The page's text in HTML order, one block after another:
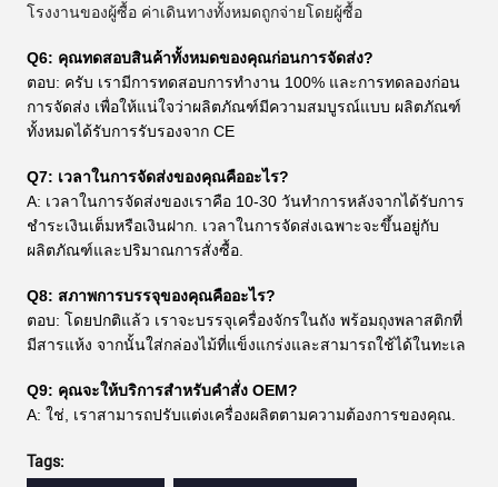
โรงงานของผู้ซื้อ ค่าเดินทางทั้งหมดถูกจ่ายโดยผู้ซื้อ
Q6: คุณทดสอบสินค้าทั้งหมดของคุณก่อนการจัดส่ง?
ตอบ: ครับ เรามีการทดสอบการทํางาน 100% และการทดลองก่อน
การจัดส่ง เพื่อให้แน่ใจว่าผลิตภัณฑ์มีความสมบูรณ์แบบ ผลิตภัณฑ์
ทั้งหมดได้รับการรับรองจาก CE
Q7: เวลาในการจัดส่งของคุณคืออะไร?
A: เวลาในการจัดส่งของเราคือ 10-30 วันทําการหลังจากได้รับการ
ชําระเงินเต็มหรือเงินฝาก. เวลาในการจัดส่งเฉพาะจะขึ้นอยู่กับ
ผลิตภัณฑ์และปริมาณการสั่งซื้อ.
Q8: สภาพการบรรจุของคุณคืออะไร?
ตอบ: โดยปกติแล้ว เราจะบรรจุเครื่องจักรในถัง พร้อมถุงพลาสติกที่
มีสารแห้ง จากนั้นใส่กล่องไม้ที่แข็งแกร่งและสามารถใช้ได้ในทะเล
Q9: คุณจะให้บริการสําหรับคําสั่ง OEM?
A: ใช่, เราสามารถปรับแต่งเครื่องผลิตตามความต้องการของคุณ.
Tags: